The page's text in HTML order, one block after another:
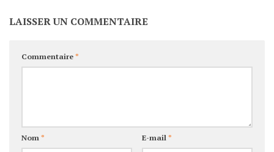
LAISSER UN COMMENTAIRE
Commentaire*
Nom* E-mail*